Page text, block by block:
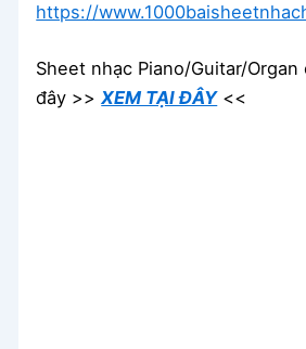
https://
Sheet nhạc Piano/Guitar/Organ
đây >>XEM TẠI ĐÂY<<